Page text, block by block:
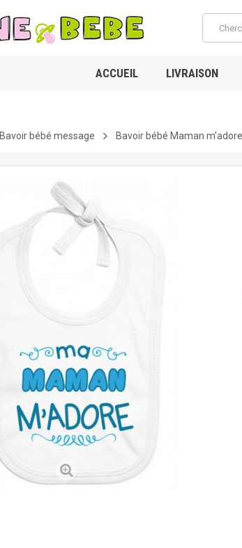
ACCUEIL LIVRAISON
Bavoir bébé message Bavoir bébé Maman m'adore